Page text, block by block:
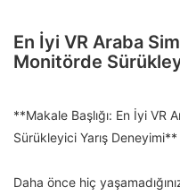
En İyi VR Araba
Monitörde
**Makale Başlığı: En İyi VR
Sürükleyici Yarış Deneyimi**
Daha önce hiç